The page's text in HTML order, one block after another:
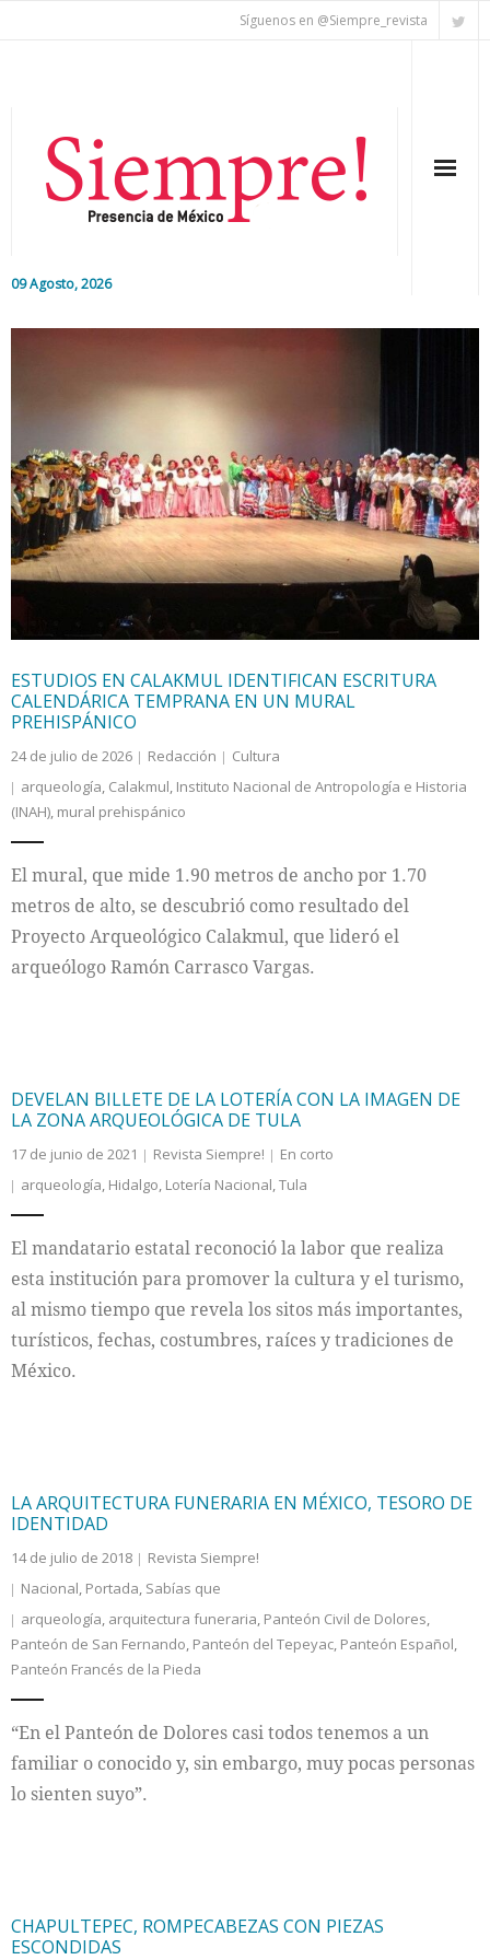
Síguenos en @Siempre_revista
09 Agosto, 2026
Colaboradores
Internacional
Cultura
ESTUDIOS EN CALAKMUL IDENTIFICAN ESCRITURA
CALENDÁRICA TEMPRANA EN UN MURAL
PREHISPÁNICO
24 de julio de 2026 Redacción
Cultura
arqueología, Calakmul, Instituto Nacional de Antropología e Historia
(INAH), mural prehispánico
El mural, que mide 1.90 metros de ancho por 1.70
metros de alto, se descubrió como resultado del
Proyecto Arqueológico Calakmul, que lideró el
arqueólogo Ramón Carrasco Vargas.
DEVELAN BILLETE DE LA LOTERÍA CON LA IMAGEN DE
LA ZONA ARQUEOLÓGICA DE TULA
17 de junio de 2021 Revista Siempre!
En corto
arqueología, Hidalgo, Lotería Nacional,Tula
El mandatario estatal reconoció la labor que realiza
esta institución para promover la cultura y el turismo,
al mismo tiempo que revela los sitos más importantes,
turísticos, fechas, costumbres, raíces y tradiciones de
México.
LA ARQUITECTURA FUNERARIA EN MÉXICO, TESORO DE
IDENTIDAD
14 de julio de 2018
Revista Siempre!
Nacional, Portada, Sabías que
arqueología, arquitectura funeraria, Panteón Civil de Dolores,
Panteón de San Fernando, Panteón del Tepeyac, Panteón Español,
Panteón Francés de la Pieda
“En el Panteón de Dolores casi todos tenemos a un
familiar o conocido y, sin embargo, muy pocas personas
lo sienten suyo”.
CHAPULTEPEC, ROMPECABEZAS CON PIEZAS
ESCONDIDAS